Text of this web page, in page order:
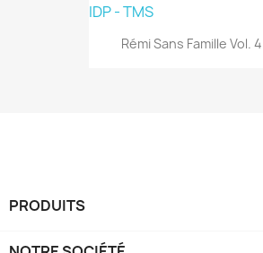
Rémi Sans Famille Vol.
PRODUITS